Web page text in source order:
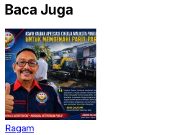
Baca Juga
Ragam